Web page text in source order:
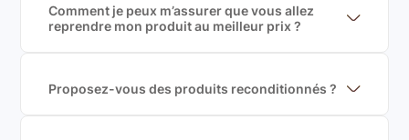
Comment je peux m’assurer que vous allez
reprendre mon produit au meilleur prix ?
garantir le meilleur prix de rachat. De plus, nous
sommes rémunéré à la commission sur la valeur de
Proposez-vous des produits reconditionnés ?